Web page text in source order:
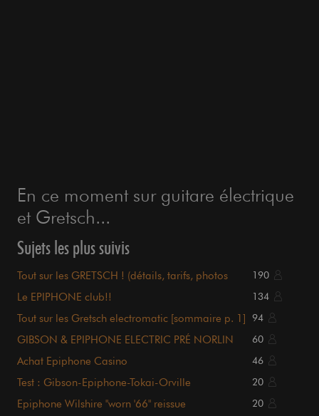
En ce moment sur guitare électrique
et Gretsch...
Sujets les plus suivis
Tout sur les GRETSCH ! (détails, tarifs, photos
190
Le EPIPHONE club!! 134
Tout sur les Gretsch electromatic [sommaire p. 1] 94
GIBSON & EPIPHONE ELECTRIC PRÉ NORLIN 60
Achat Epiphone Casino 46
Test : Gibson-Epiphone-Tokai-Orville 20
Epiphone Wilshire "worn '66" reissue 20